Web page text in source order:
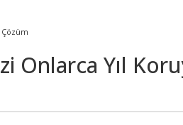
Çözüm
Onlarca Yıl